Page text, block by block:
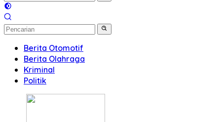
Berita Otomotif
Berita Olahraga
Kriminal
Politik